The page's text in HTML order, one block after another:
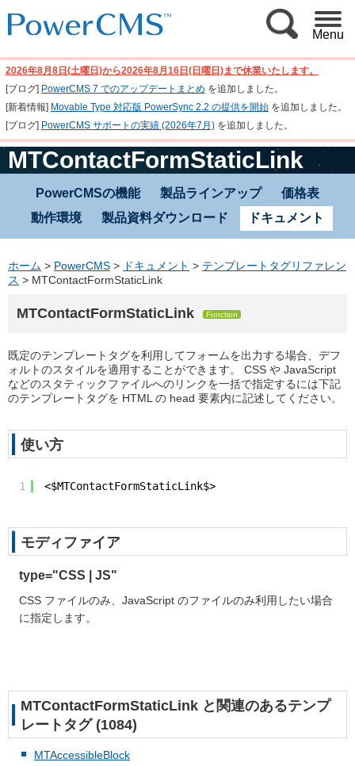
Menu
2026年8月8日(土曜日)から2026年8月16日(日曜日)まで休業いたします。
[ブログ] PowerCMS 7 でのアップデートまとめ を追加しました。
[新着情報] Movable Type 対応版 PowerSync 2.2 の提供を開始を追加しました。
[ブログ] PowerCMS サポートの実績 (2026年7月)を追加しました。
MTContactFormStaticLink
PowerCMSの機能 製品ラインアップ
価格表
動作環境
製品資料ダウンロード ドキュメント
ホーム > PowerCMS > ドキュメント > テンプレートタグリファレン
ス > MTContactFormStaticLink
MTContactFormStaticLink Function
既定のテンプレートタグを利用してフォームを出力する場合、デフ
ォルトのスタイルを適用することができます。 CSS や JavaScript
などのスタティックファイルへのリンクを一括で指定するには下記
のテンプレートタグを HTML の head 要素内に記述してください。
使い方
1 <$MTContactFormStaticLink$>
モディファイア
type="CSS | JS"
CSS ファイルのみ、JavaScript のファイルのみ利用したい場合
に指定します。
MTContactFormStaticLink と関連のあるテンプ
レートタグ (1084)
MTAccessibleBlock